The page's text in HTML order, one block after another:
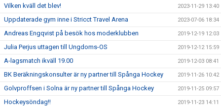
Vilken kväll det blev! 2023-11-29 13:40
Uppdaterade gym inne i Stricct Travel Arena 2023-07-06 18:34
Andreas Engqvist på besök hos moderklubben 2019-12-19 12:03
Julia Perjus uttagen till Ungdoms-OS 2019-12-12 15:59
A-lagsmatch ikväll 19.00 2019-12-03 08:41
BK Beräkningskonsulter är ny partner till Spånga Hockey 2019-11-26 10:42
Golvproffsen i Solna är ny partner till Spånga Hockey 2019-11-25 09:57
Hockeysöndag!! 2019-11-23 14:11